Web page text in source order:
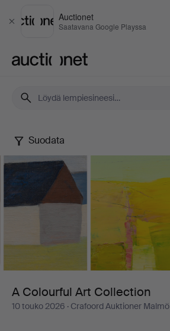
Sulje
Auctionet
Saatavana Google Playssa
Colourful
Art
Collection
Suodata
A Colourful Art Collection
10 touko 2026 · Crafoord Auktioner Malmö